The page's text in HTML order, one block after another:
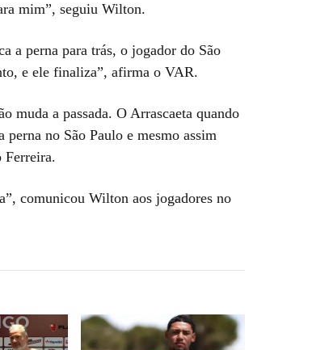
mim”, seguiu Wilton.
a perna para trás, o jogador do São
e ele finaliza”, afirma o VAR.
muda a passada. O Arrascaeta quando
perna no São Paulo e mesmo assim
Ferreira.
comunicou Wilton aos jogadores no